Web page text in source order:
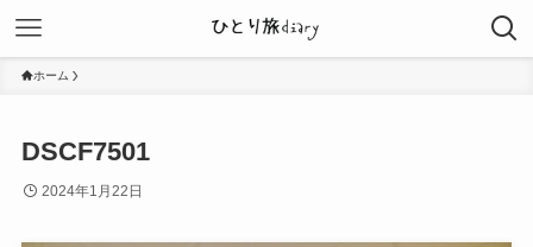
ホーム
DSCF7501
2024年1月22日